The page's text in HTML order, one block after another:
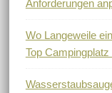
Anforderungen
Wo Langeweile
Top